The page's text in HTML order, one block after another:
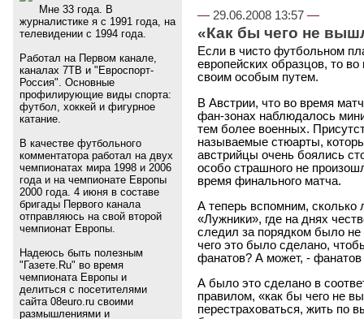
Мне 33 года. В
журналистике я с 1991 года, на
телевидении с 1994 года.
Работал на Первом канале,
каналах 7ТВ и "Евроспорт-
Россия". Основные
профилирующие виды спорта:
футбол, хоккей и фигурное
катание.
В качестве футбольного
комментатора работал на двух
чемпионатах мира 1998 и 2006
года и на чемпионате Европы
2000 года. 4 июня в составе
бригады Первого канала
отправляюсь на свой второй
чемпионат Европы.
Надеюсь быть полезным
"Газете.Ru" во время
чемпионата Европы и
делиться с посетителями
сайта 08euro.ru своими
размышлениями и
— 29.06.2008 13:57 —
«Как бы чего не
Если в чисто футбольном
европейских образцов, то
своим особым путем.
В Австрии, что во время
фан-зонах наблюдалось
тем более военных.
называемые стюарты,
австрийцы очень боялись
особо страшного не
время финального матча.
А теперь вспомним, сколько
«Лужники», где на днях
следил за порядком было
чего это было сделано,
фанатов? А может, -
А было это сделано в
правилом, «как бы чего не
перестраховаться, жить по